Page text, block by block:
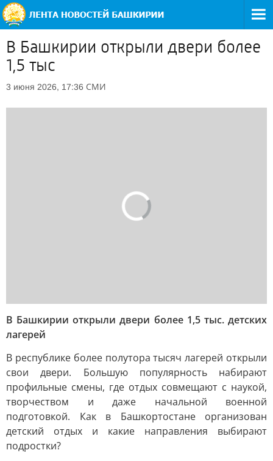
В Башкирии открыли двери более
1,5 тыс
3 июня 2026, 17:36 СМИ
В Башкирии открыли двери более 1,5 тыс. детских
лагерей
В республике более полутора тысяч лагерей открыли
свои двери. Большую популярность набирают
профильные смены, где отдых совмещают с наукой,
творчеством и даже начальной военной
подготовкой. Как в Башкортостане организован
детский отдых и какие направления выбирают
подростки?